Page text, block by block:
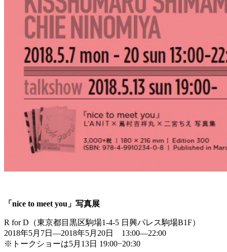
「nice to meet you」写真展
R for D（東京都目黒区駒場1-4-5 日興パレス駒場B1F）
2018年5月7日—2018年5月20日 13:00—22:00
※トークショーは5月13日 19:00−20:30